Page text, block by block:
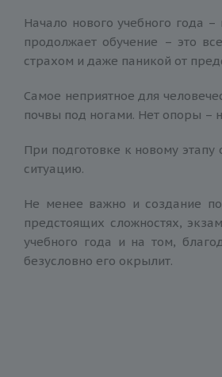
Начало нового учебного года
продолжает обучение – это
страхом и даже паникой от
Самое неприятное для
почвы под ногами. Нет опоры –
При подготовке к новому
ситуацию.
Не менее важно и создание
предстоящих сложностях,
учебного года и на том,
безусловно его окрылит.